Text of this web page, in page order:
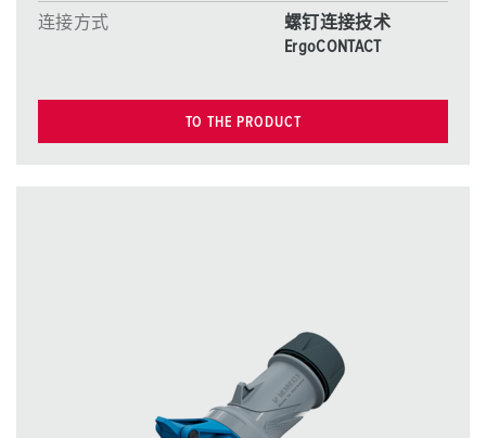
连接方式
螺钉连接技术
ErgoCONTACT
TO THE PRODUCT